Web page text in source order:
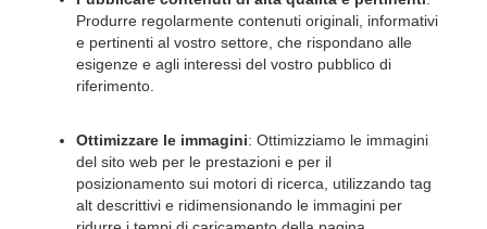
Produrre regolarmente contenuti originali, informativi
e pertinenti al vostro settore, che rispondano alle
esigenze e agli interessi del vostro pubblico di
riferimento.
Ottimizzare le immagini: Ottimizziamo le immagini
del sito web per le prestazioni e per il
posizionamento sui motori di ricerca, utilizzando tag
alt descrittivi e ridimensionando le immagini per